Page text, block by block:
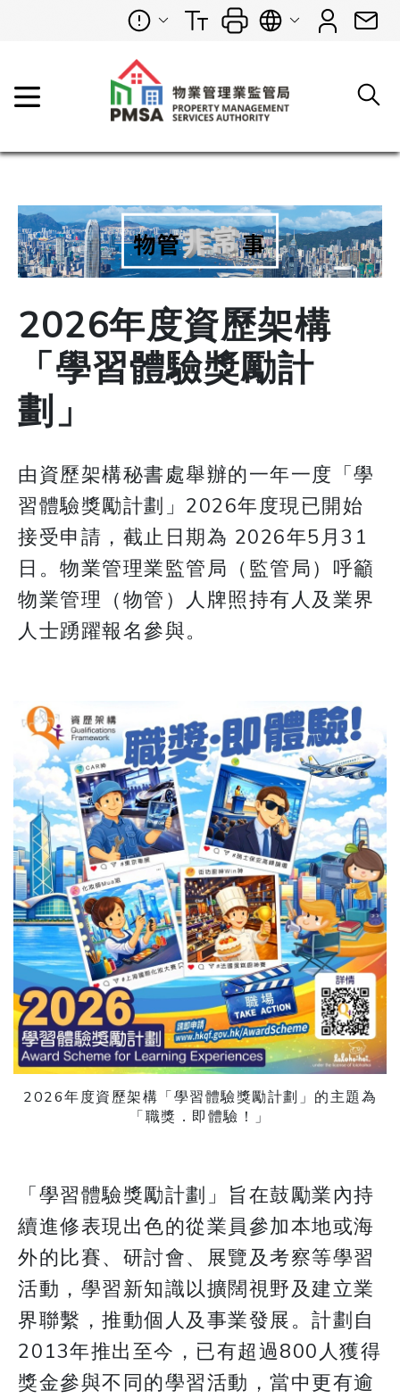
2026年度資歷架構
「學習體驗獎勵計
劃」
由資歷架構秘書處舉辦的一年一度「學
習體驗獎勵計劃」2026年度現已開始
接受申請，截止日期為 2026年5月31
日。物業管理業監管局（監管局）呼籲
物業管理（物管）人牌照持有人及業界
人士踴躍報名參與。
2026年度資歷架構「學習體驗獎勵計劃」的主題為
「職獎．即體驗！」
「學習體驗獎勵計劃」旨在鼓勵業內持
續進修表現出色的從業員參加本地或海
外的比賽、研討會、展覽及考察等學習
活動，學習新知識以擴闊視野及建立業
界聯繫，推動個人及事業發展。計劃自
2013年推出至今，已有超過800人獲得
獎金參與不同的學習活動，當中更有逾